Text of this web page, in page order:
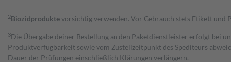
2Biozidproduktevorsichtig verwenden. Vor Gebrauch stets Etikett und
3Die Übergabe deiner Bestellung an den Paketdienstleister erfolgt bei
Produktverfügbarkeit sowie vom Zustellzeitpunkt des Spediteurs
Dauer der Prüfungen einschließlich Klärungen verlängern.